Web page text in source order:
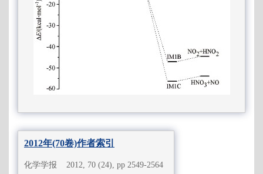
2012年(70卷)作者索引
化学学报 2012, 70 (24), pp 2549-2564